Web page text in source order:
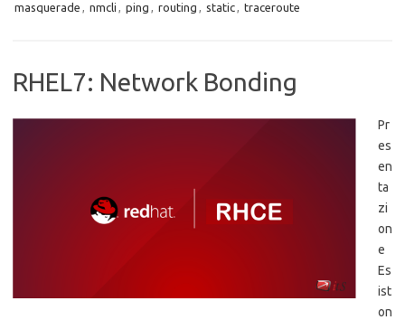
masquerade , nmcli , ping , routing , static, traceroute
RHEL7: Network Bonding
Pr
es
en
ta
zi
on
e
Es
ist
on